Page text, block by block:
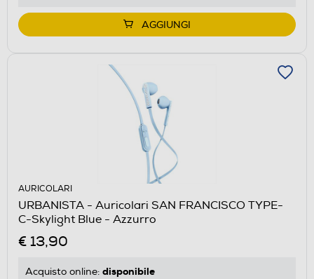
AGGIUNGI
AURICOLARI
URBANISTA - Auricolari SAN FRANCISCO TYPE-
C-Skylight Blue - Azzurro
€ 13,90
Acquisto online: disponibile